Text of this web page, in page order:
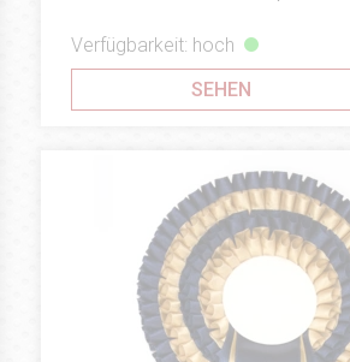
Verfügbarkeit: hoch
SEHEN